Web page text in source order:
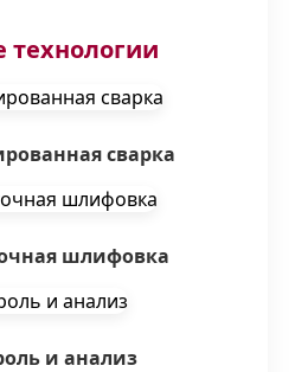
сварка
шлифовка
и анализ